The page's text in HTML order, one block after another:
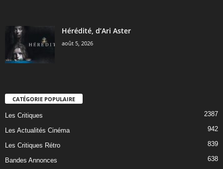
Hérédité, d’Ari Aster
août 5, 2026
CATÉGORIE POPULAIRE
Les Critiques 2387
Les Actualités Cinéma 942
Les Critiques Rétro 839
Bandes Annonces 638